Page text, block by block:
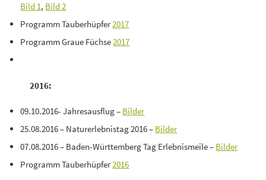
Bild 1, Bild 2
Programm Tauberhüpfer2017
Programm Graue Füchse2017
2016:
09.10.2016- Jahresausflug – Bilder
25.08.2016 – Naturerlebnistag 2016 – Bilder
07.08.2016 – Baden-Württemberg Tag Erlebnismeile – Bilder
Programm Tauberhüpfer2016